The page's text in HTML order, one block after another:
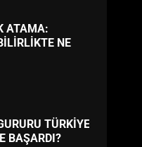
ATAMA:
NE
TÜRKİYE
BAŞARDI?